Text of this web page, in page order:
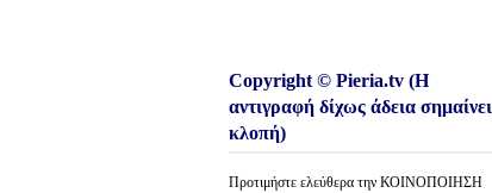
Copyright © Pieria.tv (Η
αντιγραφή δίχως άδεια σημαίνει
κλοπή)
Προτιμήστε ελεύθερα την ΚΟΙΝΟΠΟΙΗΣΗ